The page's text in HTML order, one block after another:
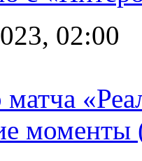
02:00
моменты